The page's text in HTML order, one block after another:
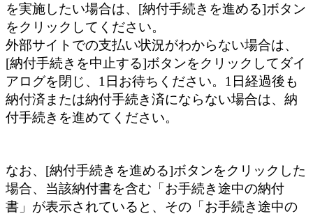
を実施したい場合は、[納付手続きを進める]ボタン
をクリックしてください。
外部サイトでの支払い状況がわからない場合は、
[納付手続きを中止する]ボタンをクリックしてダイ
アログを閉じ、1日お待ちください。1日経過後も
納付済または納付手続き済にならない場合は、納
付手続きを進めてください。
なお、[納付手続きを進める]ボタンをクリックした
場合、当該納付書を含む「お手続き途中の納付
書」が表示されていると、その「お手続き途中の